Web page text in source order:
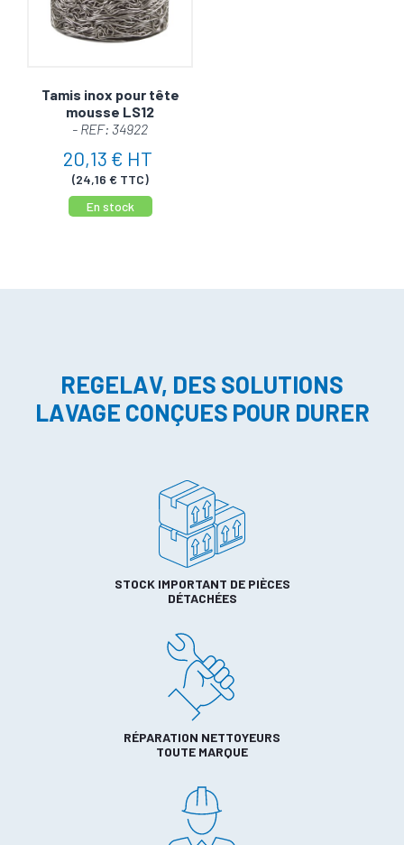
Tamis inox pour tête
mousse LS12
- REF: 34922
20,13 € HT
(24,16 € TTC)
En stock
REGELAV, DES SOLUTIONS
LAVAGE CONÇUES POUR DURER
STOCK IMPORTANT DE PIÈCES
DÉTACHÉES
RÉPARATION NETTOYEURS
TOUTE MARQUE